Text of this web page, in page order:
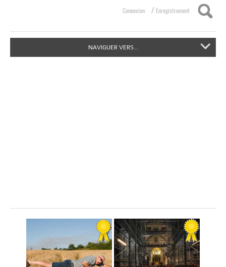
Connexion / Enregistrement
NAVIGUER VERS...